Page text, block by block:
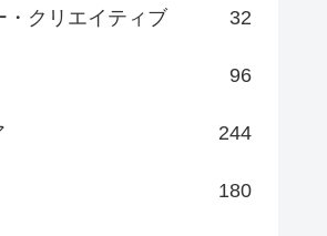
・クリエイティブ 32
96
244
180